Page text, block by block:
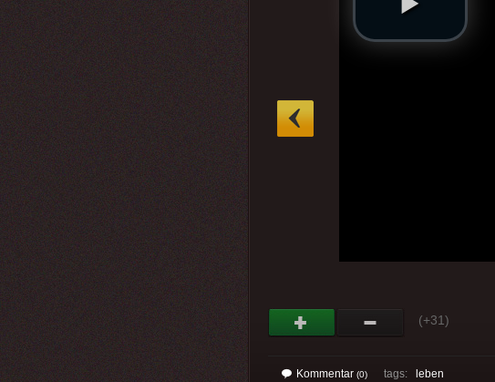
(+31)
Kommentar (0) tags: leben